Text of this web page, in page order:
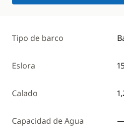
Tipo de barco
Eslora
Calado
Capacidad de Agua